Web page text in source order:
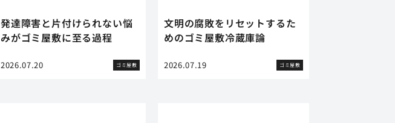
発達障害と片付けられない悩
みがゴミ屋敷に至る過程
2026.07.20 ゴミ屋敷
文明の腐敗をリセットするた
めのゴミ屋敷冷蔵庫論
2026.07.19 ゴミ屋敷